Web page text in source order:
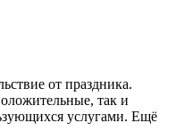
от праздника.
так и
услугами. Ещё